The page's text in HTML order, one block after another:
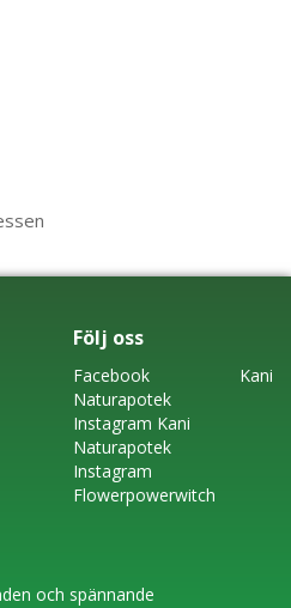
Följ oss
FacebookKani
Naturapotek
Instagram Kani
Naturapotek
Instagram
Flowerpowerwitch
och spännande